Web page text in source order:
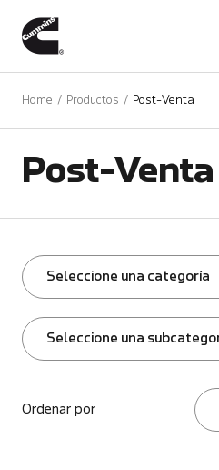
Home Productos Post-Venta
Post-Venta
Seleccione una categoría
Seleccione una
Ordenar por